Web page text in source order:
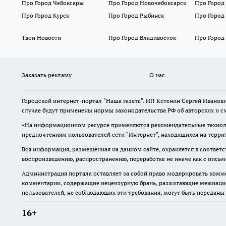
Про Город Чебоксары Про Город Новочебоксарск Про Город
Про Город Курск
Про Город Рыбинск Про
Твои Новости
Про Город Владивосток Про Город
Заказать рекламу О нас
Городской интернет-портал "Наша газета". ИП Кстенин Сергей
случае будут применены нормы законодательства РФ об авторских и
«На информационном ресурсе применяются рекомендательные
предпочтениям пользователей сети "Интернет", находящихся на
Вся информация, размещенная на данном сайте, охраняется в
воспроизведению, распространению, переработке не иначе как с
Администрация портала оставляет за собой право модерировать
комментарии, содержащие нецензурную брань, разжигающие
пользователей, не соблюдающих эти требования, могут быть
16+